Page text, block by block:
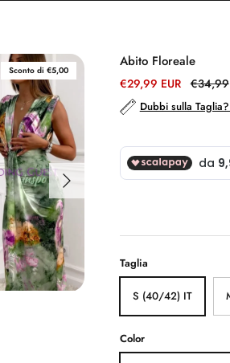
Avanti
Sconto di €5,00
Abito Floreale
€29,99 EUR €34,99
Dubbi sulla
Taglia
S (40/42) IT
Color